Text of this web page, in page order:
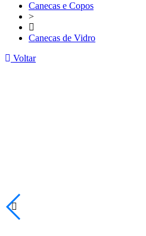
Canecas e Copos
>
Canecas de Vidro
Voltar